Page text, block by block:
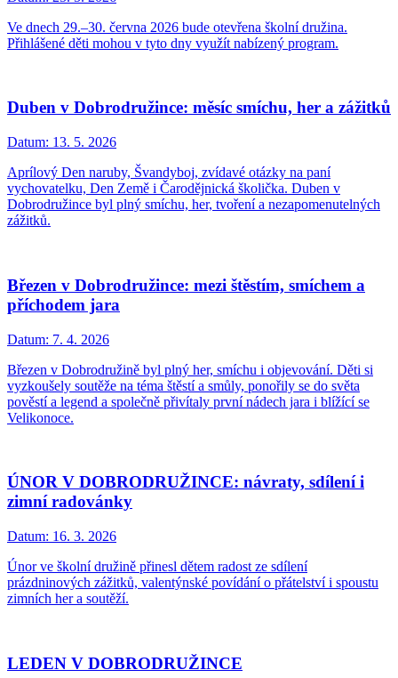
Ve dnech 29.–30. června 2026 bude otevřena školní družina.
Přihlášené děti mohou v tyto dny využít nabízený program.
Duben v Dobrodružince: měsíc smíchu, her a zážitků
Datum: 13. 5. 2026
Aprílový Den naruby, Švandyboj, zvídavé otázky na paní
vychovatelku, Den Země i Čarodějnická školička. Duben v
Dobrodružince byl plný smíchu, her, tvoření a nezapomenutelných
zážitků.
Březen v Dobrodružince: mezi štěstím, smíchem a
příchodem jara
Datum: 7. 4. 2026
Březen v Dobrodružině byl plný her, smíchu i objevování. Děti si
vyzkoušely soutěže na téma štěstí a smůly, ponořily se do světa
pověstí a legend a společně přivítaly první nádech jara i blížící se
Velikonoce.
ÚNOR V DOBRODRUŽINCE: návraty, sdílení i
zimní radovánky
Datum: 16. 3. 2026
Únor ve školní družině přinesl dětem radost ze sdílení
prázdninových zážitků, valentýnské povídání o přátelství i spoustu
zimních her a soutěží.
LEDEN V DOBRODRUŽINCE